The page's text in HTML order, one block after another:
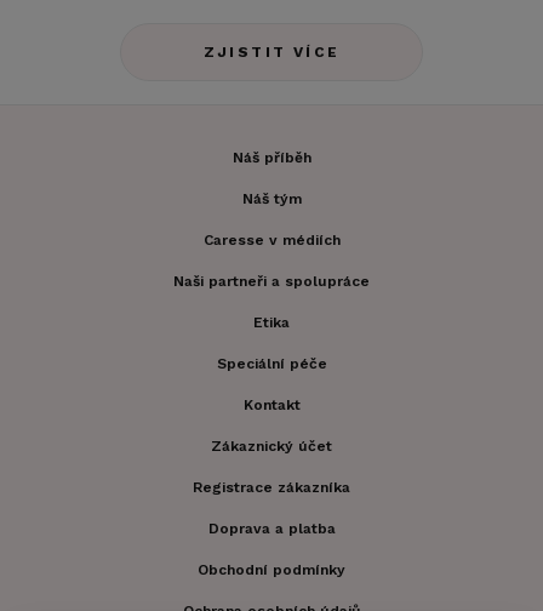
ZJISTIT VÍCE
Náš příběh
Náš tým
Caresse v médiích
Naši partneři a spolupráce
Etika
Speciální péče
Kontakt
Zákaznický účet
Registrace zákazníka
Doprava a platba
Obchodní podmínky